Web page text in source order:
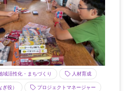
域活性化・まちづくり 人材育成
役） プロジェクトマネージャー